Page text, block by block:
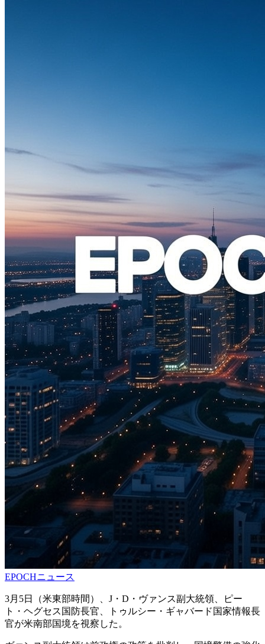
EPOCHニュース
3月5日（米東部時間）、J・D・ヴァンス副大統領、ピー
ト・ヘグセス国防長官、トゥルシー・ギャバード国家情報長
官が米南部国境を視察した。